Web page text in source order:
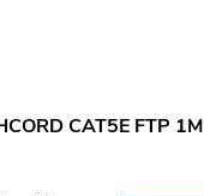
CAT5E FTP 1M